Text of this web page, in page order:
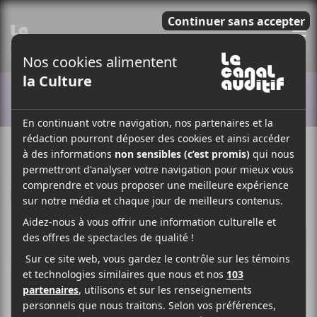
22 SEPTEMBRE 2020
PARARTICLE SPONSORISÉ
/ FESTIVAL
F
A
C
E
O
O
K
T
W
I
T
E
R
P
A
R
T
G
E
R